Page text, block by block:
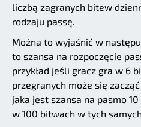
liczbą zagranych bitew
rodzaju passę.
Można to wyjaśnić w
to szansa na rozpoczęcie
przykład jeśli gracz gra w 6
przegranych może się
jaka jest szansa na pasmo
w 100 bitwach w tych